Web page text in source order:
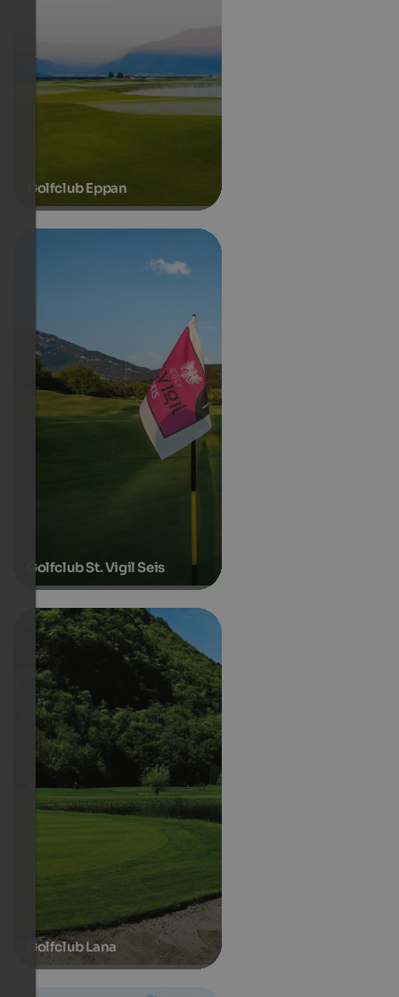
Golfclub Eppan
Golfclub St. Vigil Seis
Golfclub Lana